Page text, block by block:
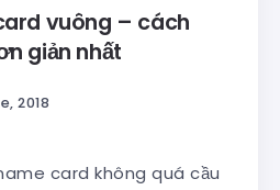
vuông – cách
giản nhất
2018
card không quá cầu